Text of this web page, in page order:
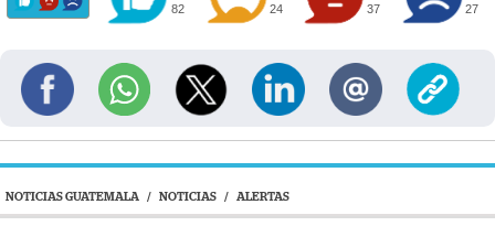
82 24 37 27
NOTICIAS GUATEMALA / NOTICIAS / ALERTAS